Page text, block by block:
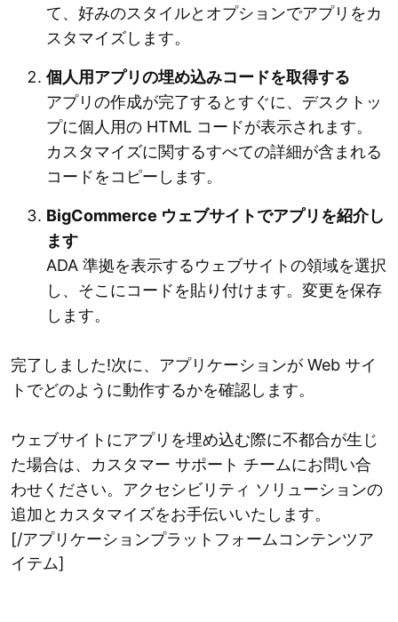
て、好みのスタイルとオプションでアプリをカ
スタマイズします。
個人用アプリの埋め込みコードを取得する
アプリの作成が完了するとすぐに、デスクトッ
プに個人用の HTML コードが表示されます。
カスタマイズに関するすべての詳細が含まれる
コードをコピーします。
BigCommerce ウェブサイトでアプリを紹介し
ます
ADA 準拠を表示するウェブサイトの領域を選択
し、そこにコードを貼り付けます。変更を保存
します。
完了しました!次に、アプリケーションが Web サイ
トでどのように動作するかを確認します。
ウェブサイトにアプリを埋め込む際に不都合が生じ
た場合は、カスタマー サポート チームにお問い合
わせください。アクセシビリティ ソリューションの
追加とカスタマイズをお手伝いいたします。
[/アプリケーションプラットフォームコンテンツア
イテム]